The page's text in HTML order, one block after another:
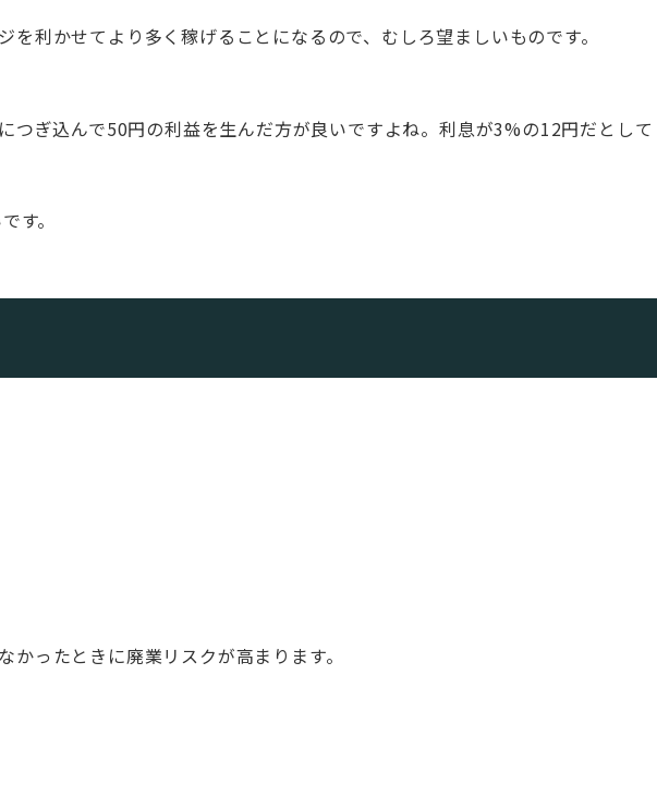
利かせてより多く稼げることになるので、むしろ望ましいものです。
ぎ込んで50円の利益を生んだ方が良いですよね。利息が3%の12円だとして
す。
ったときに廃業リスクが高まります。